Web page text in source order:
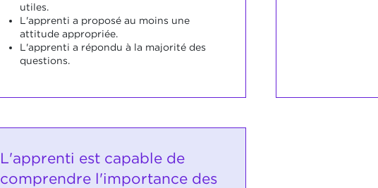
utiles.
L'apprenti a proposé au moins une
attitude appropriée.
L'apprenti a répondu à la majorité des
questions.
L'apprenti est capable de
comprendre l'importance des